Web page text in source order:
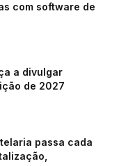
com software de
a divulgar
de 2027
passa cada